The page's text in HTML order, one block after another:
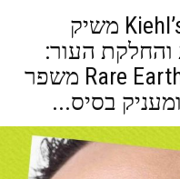
מותג הטיפוח הניו־יורקי Kiehl’s משיק
והחלקת העור:
שילוב בין טיפוח לאיפור Rare Earth משפר
בסיס...